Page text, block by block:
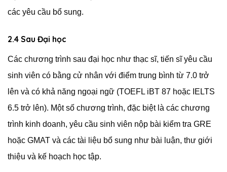
các yêu cầu bổ sung.
2.4 Sau Đại học
Các chương trình sau đại học như thạc sĩ, tiến sĩ yêu cầu
sinh viên có bằng cử nhân với điểm trung bình từ 7.0 trở
lên và có khả năng ngoại ngữ (TOEFL iBT 87 hoặc IELTS
6.5 trở lên). Một số chương trình, đặc biệt là các chương
trình kinh doanh, yêu cầu sinh viên nộp bài kiểm tra GRE
hoặc GMAT và các tài liệu bổ sung như bài luận, thư giới
thiệu và kế hoạch học tập.